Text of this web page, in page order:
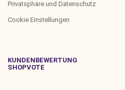
Privatsphäre und Datenschutz
Cookie Einstellungen
KUNDENBEWERTUNG
SHOPVOTE